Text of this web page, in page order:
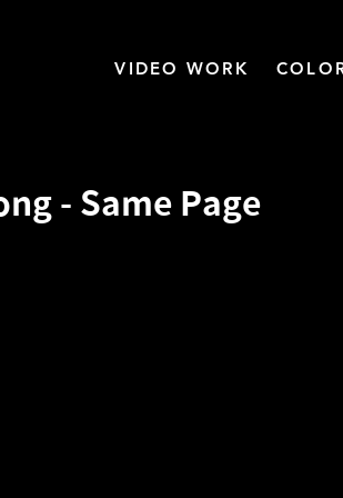
VIDEO WORK
- Same Page